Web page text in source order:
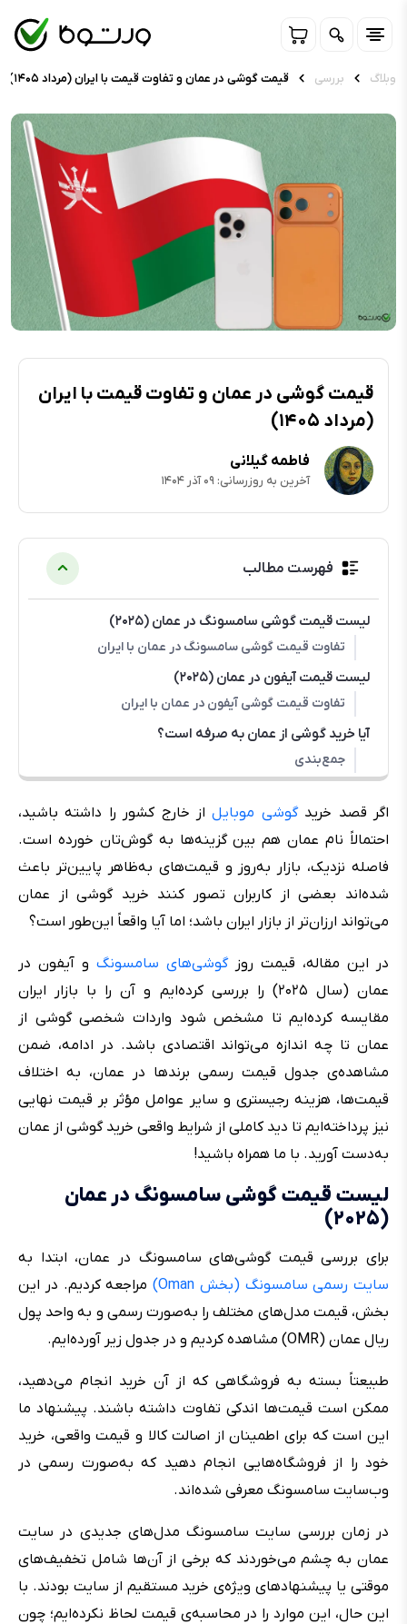
وبلاگ بررسی قیمت گوشی در عمان و تفاوت قیمت با ایران (مرداد ۱۴۰۵)
قیمت گوشی در عمان و تفاوت قیمت با ایران
(مرداد ۱۴۰۵)
فاطمه گیلانی
آخرین به روزرسانی: ۰۹ آذر ۱۴۰۴
فهرست مطالب
لیست قیمت گوشی سامسونگ در عمان (۲۰۲۵)
تفاوت قیمت گوشی سامسونگ در عمان با ایران
لیست قیمت آیفون در عمان (۲۰۲۵)
تفاوت قیمت گوشی آیفون در عمان با ایران
آیا خرید گوشی از عمان به صرفه است؟
جمع‌بندی
اگر قصد خریدگوشی موبایلاز خارج کشور را داشته باشید،
احتمالاً نام عمان هم بین گزینه‌ها به گوش‌تان خورده است.
فاصله نزدیک، بازار به‌روز و قیمت‌های به‌ظاهر پایین‌تر باعث
شده‌اند بعضی از کاربران تصور کنند خرید گوشی از عمان
می‌تواند ارزان‌تر از بازار ایران باشد؛ اما آیا واقعاً این‌طور است؟
در این مقاله، قیمت روزگوشی‌های سامسونگ و آیفون در
عمان (سال ۲۰۲۵) را بررسی کرده‌ایم و آن را با بازار ایران
مقایسه کرده‌ایم تا مشخص شود واردات شخصی گوشی از
عمان تا چه اندازه می‌تواند اقتصادی باشد. در ادامه، ضمن
مشاهده‌ی جدول قیمت رسمی برندها در عمان، به اختلاف
قیمت‌ها، هزینه رجیستری و سایر عوامل مؤثر بر قیمت نهایی
نیز پرداخته‌ایم تا دید کاملی از شرایط واقعی خرید گوشی از عمان
به‌دست آورید. با ما همراه باشید!
لیست قیمت گوشی سامسونگ در عمان
(۲۰۲۵)
برای بررسی قیمت گوشی‌های سامسونگ در عمان، ابتدا به
سایت رسمی سامسونگ (بخش Oman)
مراجعه کردیم. در این
بخش، قیمت مدل‌های مختلف را به‌صورت رسمی و به واحد پول
ریال عمان (OMR) مشاهده کردیم و در جدول زیر آورده‌ایم.
طبیعتاً بسته به فروشگاهی که از آن خرید انجام می‌دهید،
ممکن است قیمت‌ها اندکی تفاوت داشته باشند. پیشنهاد ما
این است که برای اطمینان از اصالت کالا و قیمت واقعی، خرید
خود را از فروشگاه‌هایی انجام دهید که به‌صورت رسمی در
وب‌سایت سامسونگ معرفی شده‌اند.
در زمان بررسی سایت سامسونگ مدل‌های جدیدی در سایت
عمان به چشم می‌خوردند که برخی از آن‌ها شامل تخفیف‌های
موقتی یا پیشنهادهای ویژه‌ی خرید مستقیم از سایت بودند. با
این حال، این موارد را در محاسبه‌ی قیمت لحاظ نکرده‌ایم؛ چون